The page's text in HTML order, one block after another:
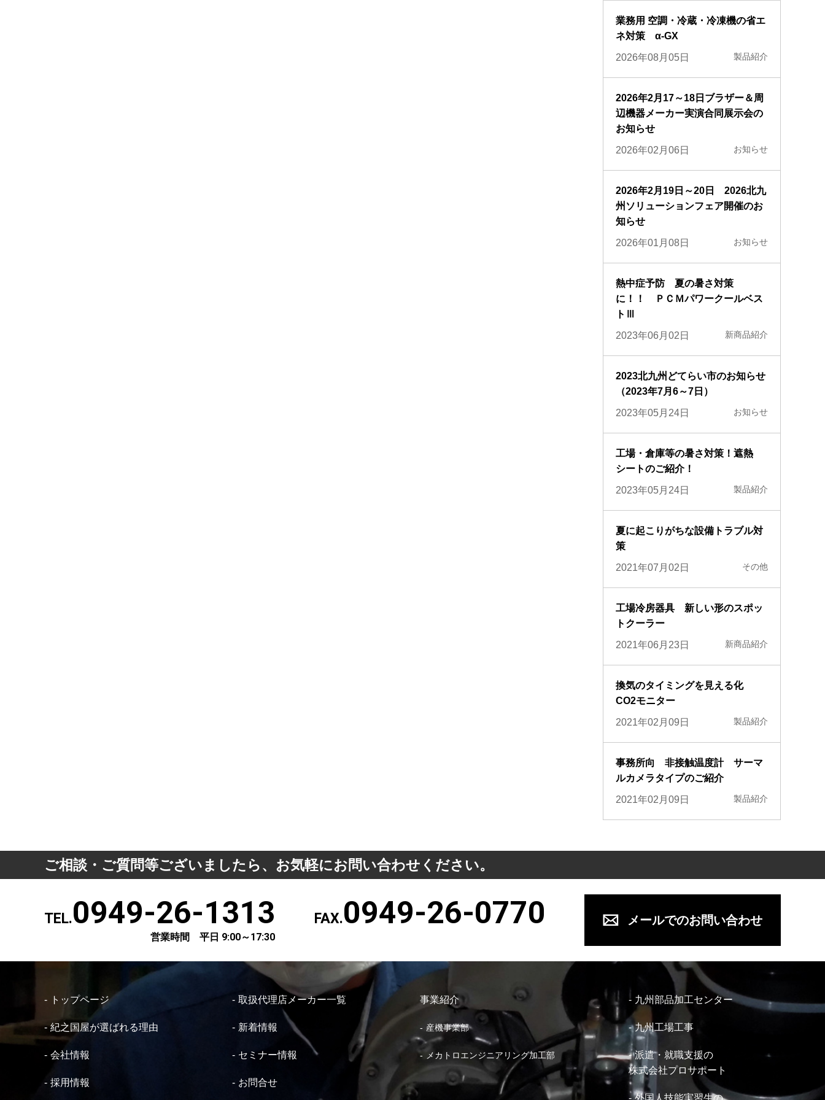
業務用 空調・冷蔵・冷凍機の省エ
ネ対策 α-GX
2026年08月05日 製品紹介
2026年2月17～18日ブラザー＆周
辺機器メーカー実演合同展示会の
お知らせ
2026年02月06日 お知らせ
2026年2月19日～20日 2026北九
州ソリューションフェア開催のお
知らせ
2026年01月08日 お知らせ
熱中症予防 夏の暑さ対策
に！！ ＰＣＭパワークールベス
トⅢ
2023年06月02日 新商品紹介
2023北九州どてらい市のお知らせ
（2023年7月6～7日）
2023年05月24日 お知らせ
工場・倉庫等の暑さ対策！遮熱
シートのご紹介！
2023年05月24日 製品紹介
夏に起こりがちな設備トラブル対
策
2021年07月02日 その他
工場冷房器具 新しい形のスポッ
トクーラー
2021年06月23日 新商品紹介
換気のタイミングを見える化
CO2モニター
2021年02月09日 製品紹介
事務所向 非接触温度計 サーマ
ルカメラタイプのご紹介
2021年02月09日 製品紹介
ご相談・ご質問等ございましたら、お気軽にお問い合わせください。
TEL.0949-26-1313
営業時間 平日 9:00～17:30
FAX.0949-26-0770 メールでのお問い合わせ
トップページ
紀之国屋が選ばれる理由
会社情報
採用情報
取扱代理店メーカー一覧
新着情報
セミナー情報
お問合せ
事業紹介
産機事業部
メカトロエンジニアリング加工部
九州部品加工センター
九州工場工事
派遣・就職支援の
株式会社プロサポート
外国人技能実習生の